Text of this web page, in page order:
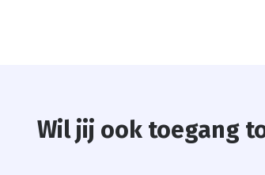
Wil jij ook toegang